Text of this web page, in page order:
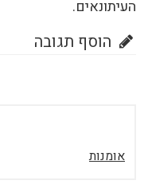
העיתונאים.
הוסף תגובה
אומנות